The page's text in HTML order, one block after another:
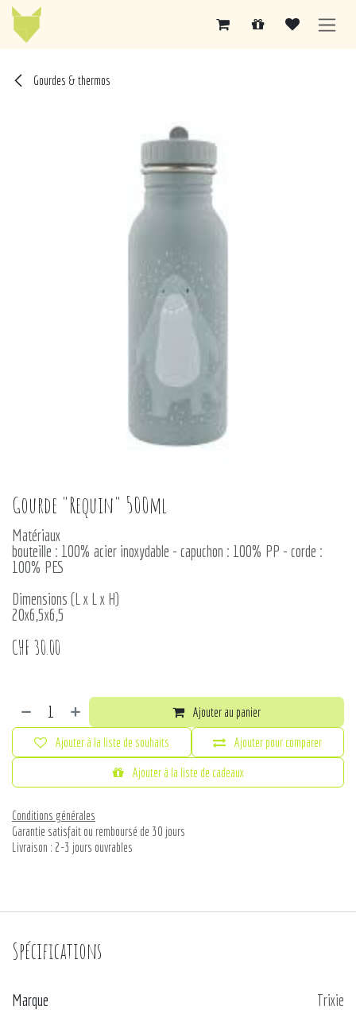
Se rendre au contenu
Gourdes & thermos
Gourde "Requin" 500ml
Matériaux
bouteille : 100% acier inoxydable - capuchon : 100% PP - corde :
100% PES
Dimensions (L x L x H)
20x6,5x6,5
CHF 30.00
Ajouter au panier
Ajouter pour comparer
Ajouter à la liste de cadeaux
Ajouter à la liste de souhaits
Conditions générales
Garantie satisfait ou remboursé de 30 jours
Livraison : 2-3 jours ouvrables
Spécifications
Marque Trixie